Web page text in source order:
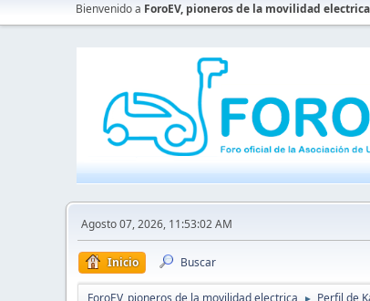
Bienvenido a ForoEV, pioneros de la movilidad electrica
Agosto 07, 2026, 11:53:02 AM
Inicio Buscar
ForoEV, pioneros de la movilidad electrica ► Perfil de